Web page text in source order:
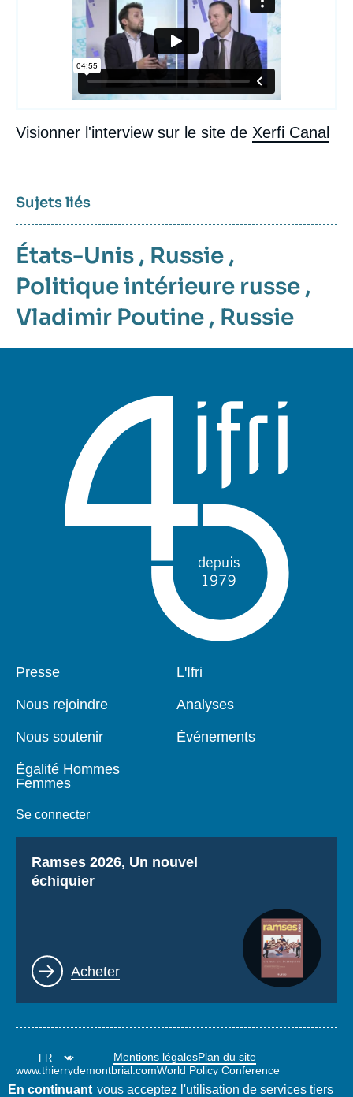
Visionner l'interview sur le site de Xerfi Canal
Sujets liés
États-Unis , Russie ,
Politique intérieure russe ,
Vladimir Poutine , Russie
Pied
Presse
Nous rejoindre
Nous soutenir
Égalité Hommes
Femmes
Se connecter
Navigation
L'Ifri
Analyses
Événements
Titre
Ramses 2026, Un nouvel
échiquier
Lien
Acheter
Mentions légalesPlan du site
www.thierrydemontbrial.comWorld Policy Conference
Blog Politique étrangère
En continuant vous acceptez l'utilisation de services tiers